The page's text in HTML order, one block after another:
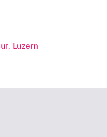
Luzern